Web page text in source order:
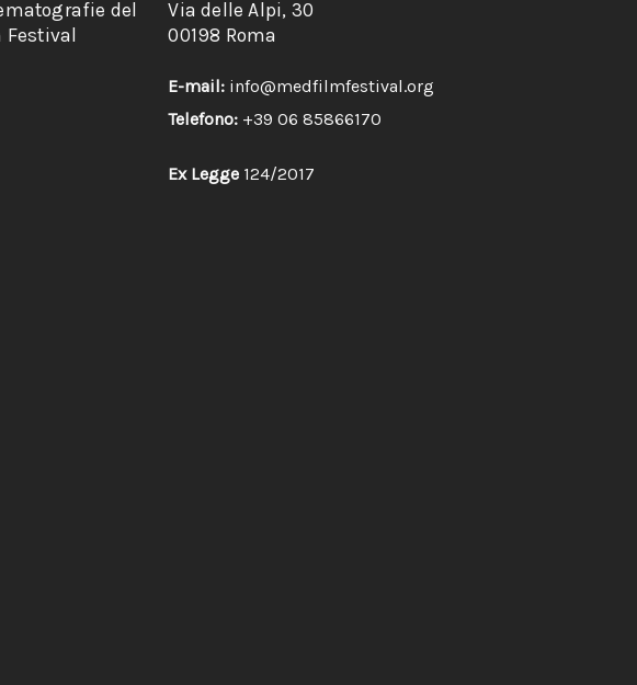
del
Via delle Alpi, 30
00198 Roma
E-mail: info@medfilmfestival.org
Telefono: +39 06 85866170
Ex Legge 124/2017